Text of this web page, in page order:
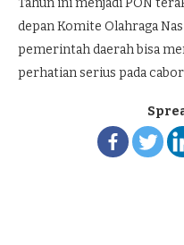
Tahun ini menjadi PON
depan Komite Olahraga
pemerintah daerah bisa
perhatian serius pada cabor